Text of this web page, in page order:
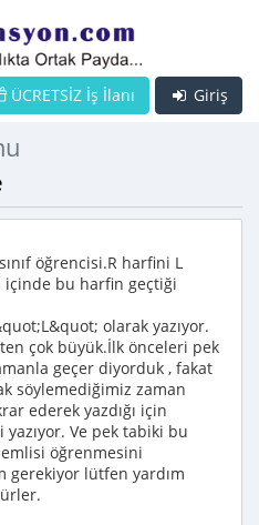
Giriş
ÜCRETSİZ İş İlanı
öğrencisi.R harfini L
bu harfin geçtiği
olarak yazıyor.
çok büyük.İlk önceleri pek
geçer diyorduk , fakat
söylemediğimiz zaman
ederek yazdığı için
Ve pek tabiki bu
öğrenmesini
gerekiyor lütfen yardım